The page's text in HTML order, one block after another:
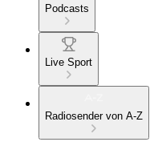
Podcasts
Live Sport
Radiosender von A-Z